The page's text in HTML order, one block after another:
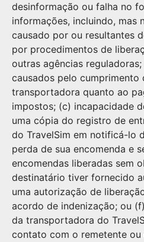
desinformação ou falha no
informações, incluindo, mas
causado por ou resultantes
por procedimentos de
outras agências
causados ​​pelo cumprimento
transportadora quanto ao
impostos; (c) incapacidade
uma cópia do registro de
do TravelSim em notificá-lo
perda de sua encomenda e
encomendas liberadas sem
destinatário tiver fornecido
uma autorização de
acordo de indenização; ou
da transportadora do
contato com o remetente